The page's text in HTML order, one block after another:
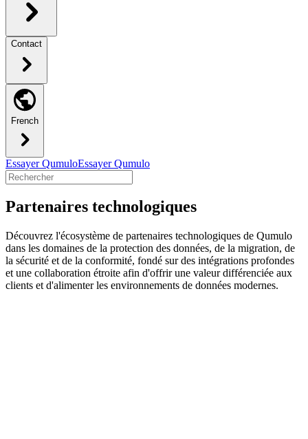
Contact
French
Essayer QumuloEssayer Qumulo
Partenaires technologiques
Découvrez l'écosystème de partenaires technologiques de Qumulo
dans les domaines de la protection des données, de la migration, de
la sécurité et de la conformité, fondé sur des intégrations profondes
et une collaboration étroite afin d'offrir une valeur différenciée aux
clients et d'alimenter les environnements de données modernes.